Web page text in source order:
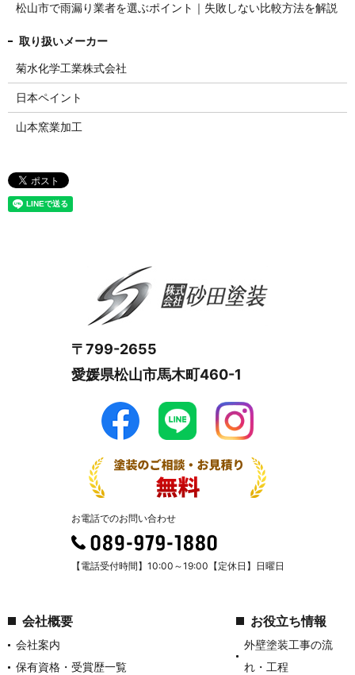
松山市で雨漏り業者を選ぶポイント｜失敗しない比較方法を解説
菊水化学工業株式会社
日本ペイント
山本窯業加工
〒799-2655
愛媛県松山市馬木町460-1
お電話でのお問い合わせ
【電話受付時間】10:00～19:00【定休日】日曜日
会社概要
会社案内
保有資格・受賞歴一覧
お役立ち情報
外壁塗装工事の流
れ・工程